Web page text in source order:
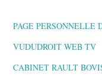
PAGE PERSONNELLE
VUDUDROIT WEB TV
CABINET RAULT